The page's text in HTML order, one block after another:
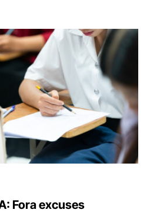
Fora excuses